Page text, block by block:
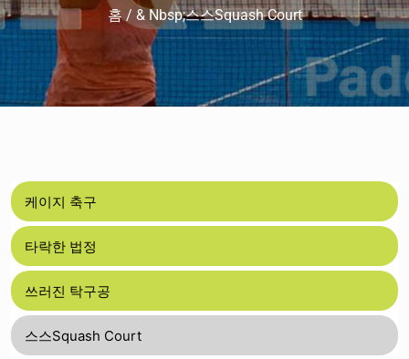
홈/ & Nbsp;스스Squash Court
케이지 축구
타락한 법정
쓰러진 탁구공
스스Squash Court